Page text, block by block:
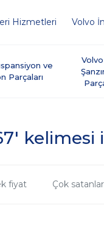
Hizmetleri Volvo
ve
Parçaları
kelimesi
fiyat Çok satanlar